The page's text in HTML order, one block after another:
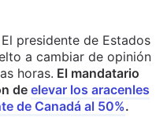
presidente de Estados
a cambiar de opinión
horas. El mandatario
de elevar los aracenles
de Canadá al 50%.